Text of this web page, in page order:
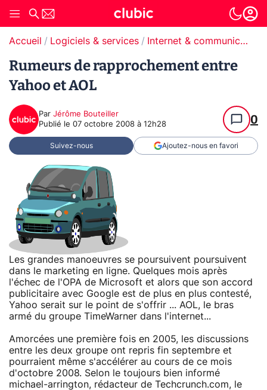
Accueil Logiciels & services Internet & communication
Rumeurs de rapprochement entre
Yahoo et AOL
Par Jérôme Bouteiller
Publié le 07 octobre 2008 à 12h28 0
Suivez-nous Ajoutez-nous en favori
Les grandes manoeuvres se poursuivent poursuivent
dans le marketing en ligne. Quelques mois après
l'échec de l'OPA de Microsoft et alors que son accord
publicitaire avec Google est de plus en plus contesté,
Yahoo serait sur le point de s'offrir ... AOL, le bras
armé du groupe TimeWarner dans l'internet...
Amorcées une première fois en 2005, les discussions
entre les deux groupe ont repris fin septembre et
pourraient même s'accélérer au cours de ce mois
d'octobre 2008. Selon le toujours bien informé
michael-arrington, rédacteur de Techcrunch.com, le